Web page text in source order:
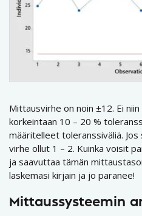
Mittausvirhe on noin ±12. Ei
korkeintaan 10 – 20 %
määritelleet toleranssiväliä.
virhe ollut 1 – 2. Kuinka voisit
ja saavuttaa tämän
laskemasi kirjain ja jo paranee!
Mittaussysteemin